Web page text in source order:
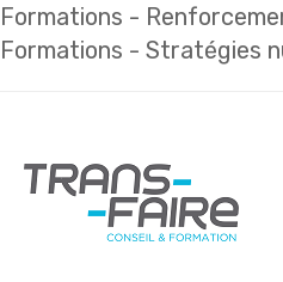
Formations -
Formations - Stratégies